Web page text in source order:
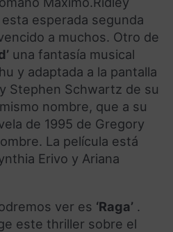
esperada segunda
a muchos. Otro de
una fantasía musical
y adaptada a la pantalla
Stephen Schwartz de su
nombre, que a su
de 1995 de Gregory
La película está
Erivo y Ariana
ver es ‘Raga’ .
este thriller sobre el